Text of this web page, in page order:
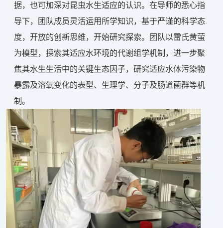
据，也可加深对昆虫水生适应的认识。在导师的悉心指
导下，团队成员灵活运用所学知识，基于严谨的科学态
度，开放的创新思维，开始研究探索。团队以雷氏黄萤
为模型，探索其适应水环境的代谢组学机制，进一步聚
焦其水生生活中的关键生态因子，研究适应水体污染物
暴露及溶氧变化的表型、生理学、分子及肠道菌群等机
制。